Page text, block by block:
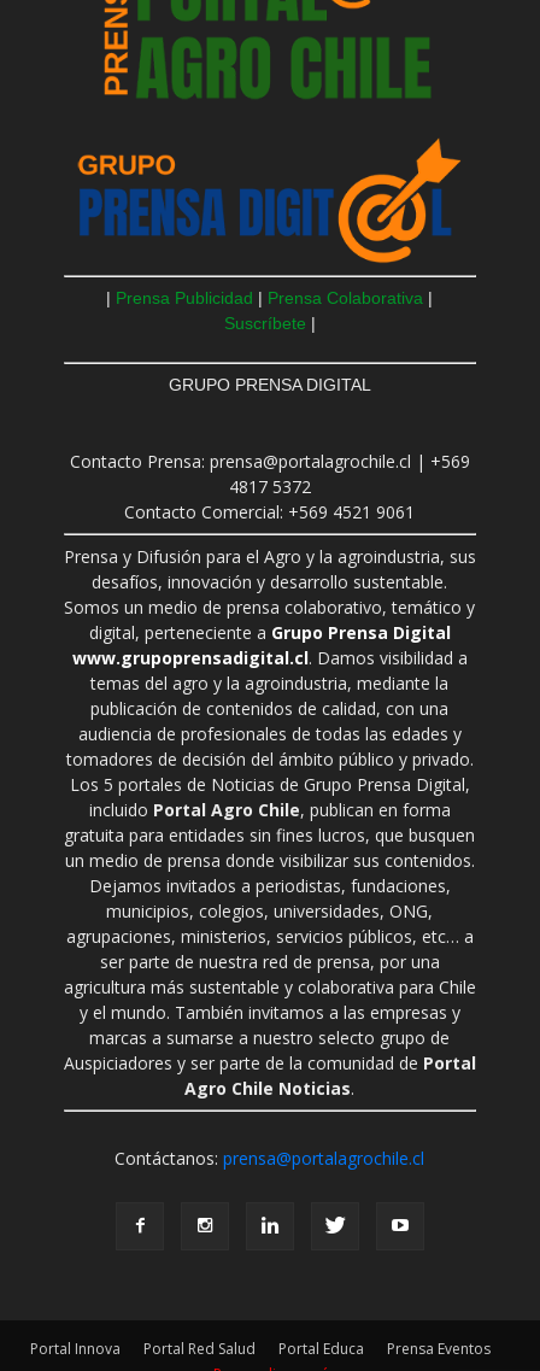
| Prensa Publicidad | Prensa Colaborativa |
Suscríbete |
GRUPO PRENSA DIGITAL
Contacto Prensa: prensa@portalagrochile.cl | +569
4817 5372
Contacto Comercial: +569 4521 9061
Prensa y Difusión para el Agro y la agroindustria, sus
desafíos, innovación y desarrollo sustentable.
Somos un medio de prensa colaborativo, temático y
digital, perteneciente a Grupo Prensa Digital
www.grupoprensadigital.cl. Damos visibilidad a
temas del agro y la agroindustria, mediante la
publicación de contenidos de calidad, con una
audiencia de profesionales de todas las edades y
tomadores de decisión del ámbito público y privado.
Los 5 portales de Noticias de Grupo Prensa Digital,
incluido Portal Agro Chile, publican en forma
gratuita para entidades sin fines lucros, que busquen
un medio de prensa donde visibilizar sus contenidos.
Dejamos invitados a periodistas, fundaciones,
municipios, colegios, universidades, ONG,
agrupaciones, ministerios, servicios públicos, etc… a
ser parte de nuestra red de prensa, por una
agricultura más sustentable y colaborativa para Chile
y el mundo. También invitamos a las empresas y
marcas a sumarse a nuestro selecto grupo de
Auspiciadores y ser parte de la comunidad de Portal
Agro Chile Noticias.
Contáctanos:prensa@portalagrochile.cl
Portal Innova Portal Red Salud Portal Educa
Prensa Eventos